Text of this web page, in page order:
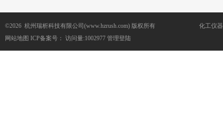
©2026 杭州瑞析科技有限公司(www.hzrush.com) 版权所有
网站地图 ICP备案号： 访问量:1002977 管理登陆
化工仪